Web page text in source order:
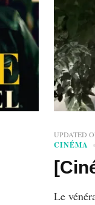
UPDATED
CINÉMA
Le